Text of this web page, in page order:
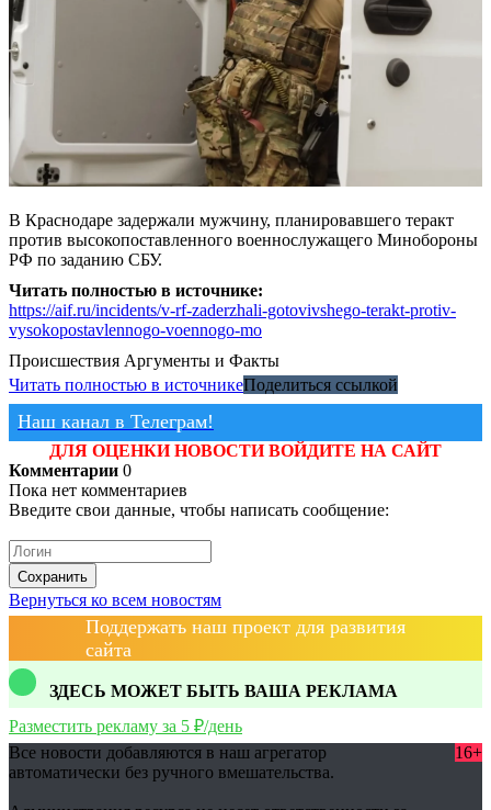
В Краснодаре задержали мужчину, планировавшего теракт
против высокопоставленного военнослужащего Минобороны
РФ по заданию СБУ.
Читать полностью в источнике:
https://aif.ru/incidents/v-rf-zaderzhali-gotovivshego-terakt-protiv-
vysokopostavlennogo-voennogo-mo
Происшествия Аргументы и Факты
Читать полностью в источникеПоделиться ссылкой
Наш канал в Телеграм!
ДЛЯ ОЦЕНКИ НОВОСТИ ВОЙДИТЕ НА САЙТ
Комментарии 0
Пока нет комментариев
Введите свои данные, чтобы написать сообщение:
Сохранить
Вернуться ко всем новостям
Поддержать наш проект для развития
сайта
ЗДЕСЬ МОЖЕТ БЫТЬ ВАША РЕКЛАМА
Разместить рекламу за 5 ₽/день
Все новости добавляются в наш агрегатор
автоматически без ручного вмешательства.
16+